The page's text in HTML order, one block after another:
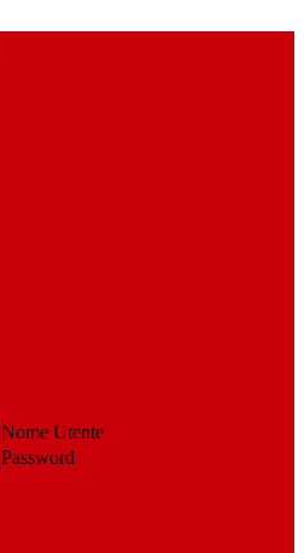
Nome Utente
Password